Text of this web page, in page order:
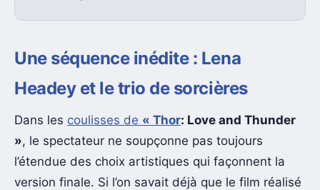
Une séquence inédite : Lena
Headey et le trio de sorcières
Dans les coulisses de « Thor: Love and Thunder
», le spectateur ne soupçonne pas toujours
l’étendue des choix artistiques qui façonnent la
version finale. Si l’on savait déjà que le film réalisé